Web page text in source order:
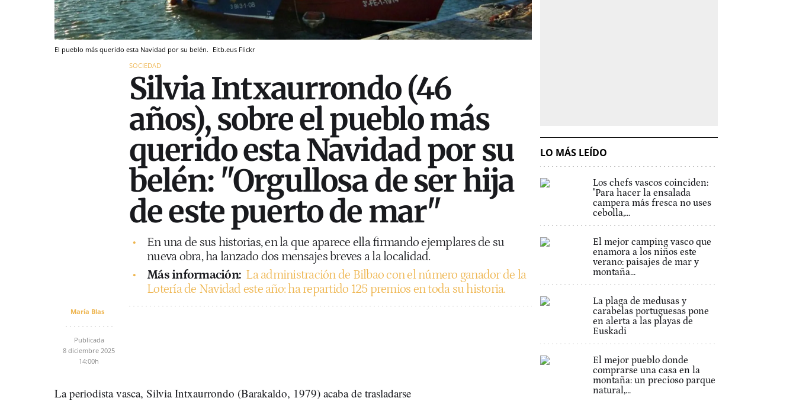
El pueblo más querido esta Navidad por su belén. Eitb.eus Flickr
SOCIEDAD
Silvia Intxaurrondo (46
años), sobre el pueblo más
querido esta Navidad por su
belén: "Orgullosa de ser hija
de este puerto de mar"
En una de sus historias, en la que aparece ella firmando ejemplares de su
nueva obra, ha lanzado dos mensajes breves a la localidad.
Más información: La administración de Bilbao con el número ganador de la
Lotería de Navidad este año: ha repartido 125 premios en toda su historia.
María Blas
Publicada
8 diciembre 2025
14:00h
La periodista vasca, Silvia Intxaurrondo (Barakaldo, 1979) acaba de trasladarse
LO MÁS LEÍDO
Los chefs vascos coinciden:
"Para hacer la ensalada
campera más fresca no uses
cebolla,...
El mejor camping vasco que
enamora a los niños este
verano: paisajes de mar y
montaña...
La plaga de medusas y
carabelas portuguesas pone
en alerta a las playas de
Euskadi
El mejor pueblo donde
comprarse una casa en la
montaña: un precioso parque
natural,...